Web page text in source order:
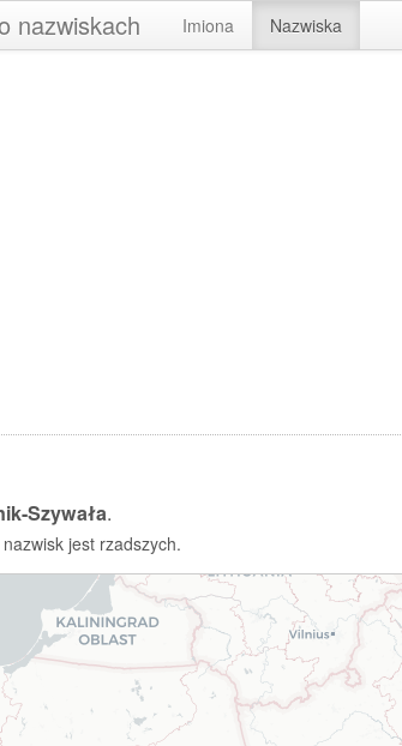
nazwiskach Imiona Nazwiska
Szywała.
jest rzadszych.